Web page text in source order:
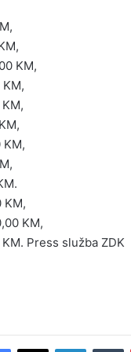
KM,
KM,
KM,
KM,
Press služba ZDK
Facebook
X LinkedIn